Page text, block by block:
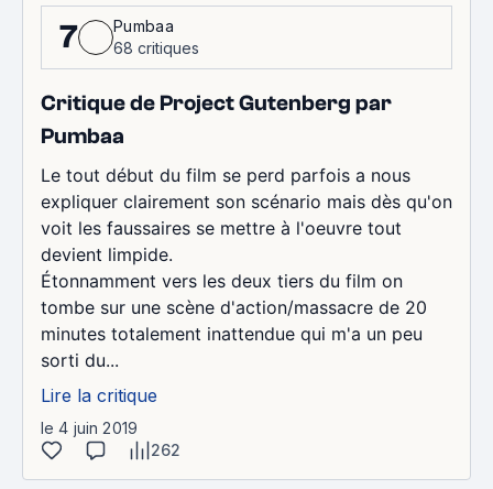
7
Pumbaa
68 critiques
Critique de Project Gutenberg par
Pumbaa
Le tout début du film se perd parfois a nous
expliquer clairement son scénario mais dès qu'on
voit les faussaires se mettre à l'oeuvre tout
devient limpide.
Étonnamment vers les deux tiers du film on
tombe sur une scène d'action/massacre de 20
minutes totalement inattendue qui m'a un peu
sorti du...
Lire la critique
le 4 juin 2019
262